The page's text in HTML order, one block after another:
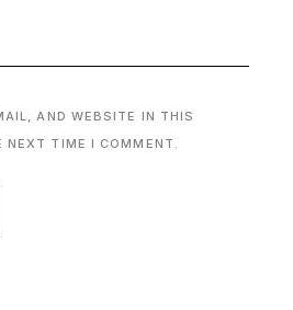
AND WEBSITE IN THIS
NEXT TIME I COMMENT.